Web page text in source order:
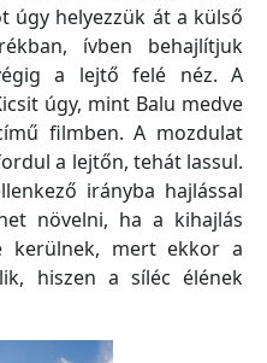
úgy helyezzük át a külső
ívben behajlítjuk
a lejtő felé néz. A
úgy, mint Balu medve
filmben. A mozdulat
a lejtőn, tehát lassul.
irányba hajlással
növelni, ha a kihajlás
kerülnek, mert ekkor a
hiszen a síléc élének